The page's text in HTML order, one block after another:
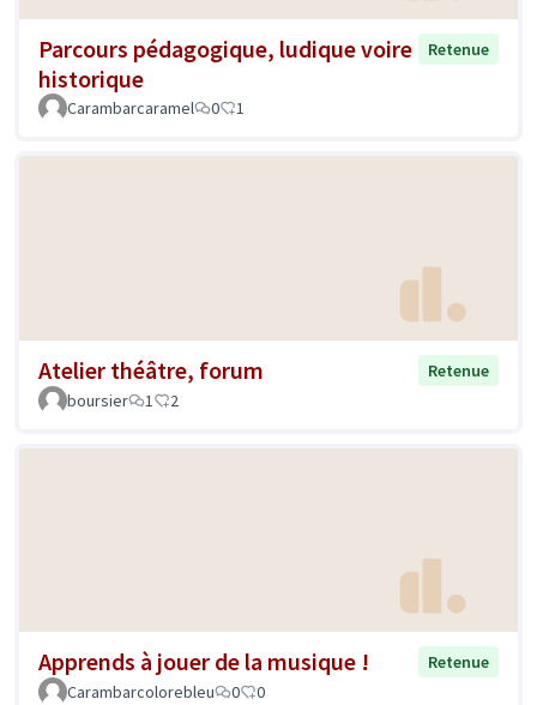
Parcours pédagogique, ludique voire
historique
Retenue
Carambarcaramel 0 1
Atelier théâtre, forum
Retenue
boursier
1 2
Apprends à jouer de la musique !
Retenue
Carambarcolorebleu
0 0